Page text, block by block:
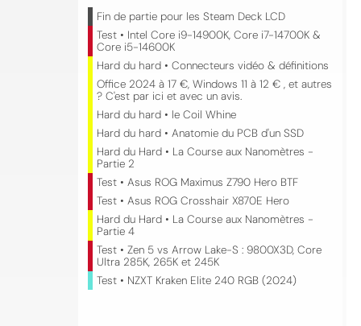
Fin de partie pour les Steam Deck LCD
Test • Intel Core i9-14900K, Core i7-14700K &
Core i5-14600K
Hard du hard • Connecteurs vidéo & définitions
Office 2024 à 17 €, Windows 11 à 12 € , et autres
? C'est par ici et avec un avis.
Hard du hard • le Coil Whine
Hard du hard • Anatomie du PCB d'un SSD
Hard du Hard • La Course aux Nanomètres -
Partie 2
Test • Asus ROG Maximus Z790 Hero BTF
Test • Asus ROG Crosshair X870E Hero
Hard du Hard • La Course aux Nanomètres -
Partie 4
Test • Zen 5 vs Arrow Lake-S : 9800X3D, Core
Ultra 285K, 265K et 245K
Test • NZXT Kraken Elite 240 RGB (2024)